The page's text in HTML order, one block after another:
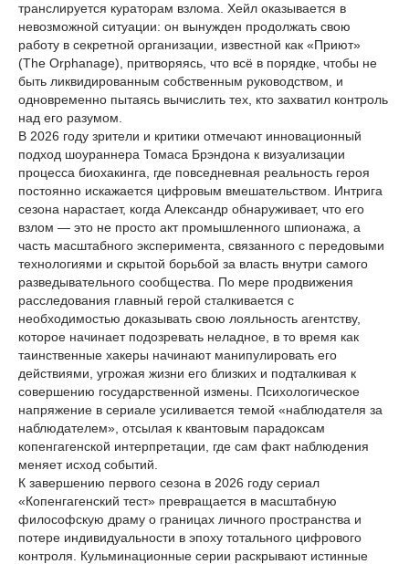
транслируется кураторам взлома. Хейл оказывается в
невозможной ситуации: он вынужден продолжать свою
работу в секретной организации, известной как «Приют»
(The Orphanage), притворяясь, что всё в порядке, чтобы не
быть ликвидированным собственным руководством, и
одновременно пытаясь вычислить тех, кто захватил контроль
над его разумом.
В 2026 году зрители и критики отмечают инновационный
подход шоураннера Томаса Брэндона к визуализации
процесса биохакинга, где повседневная реальность героя
постоянно искажается цифровым вмешательством. Интрига
сезона нарастает, когда Александр обнаруживает, что его
взлом — это не просто акт промышленного шпионажа, а
часть масштабного эксперимента, связанного с передовыми
технологиями и скрытой борьбой за власть внутри самого
разведывательного сообщества. По мере продвижения
расследования главный герой сталкивается с
необходимостью доказывать свою лояльность агентству,
которое начинает подозревать неладное, в то время как
таинственные хакеры начинают манипулировать его
действиями, угрожая жизни его близких и подталкивая к
совершению государственной измены. Психологическое
напряжение в сериале усиливается темой «наблюдателя за
наблюдателем», отсылая к квантовым парадоксам
копенгагенской интерпретации, где сам факт наблюдения
меняет исход событий.
К завершению первого сезона в 2026 году сериал
«Копенгагенский тест» превращается в масштабную
философскую драму о границах личного пространства и
потере индивидуальности в эпоху тотального цифрового
контроля. Кульминационные серии раскрывают истинные